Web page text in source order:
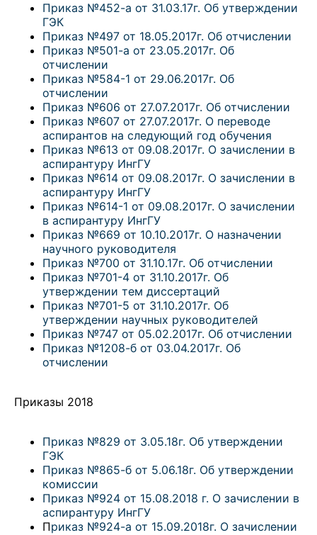
Приказ №452-а от 31.03.17г. Об утверждении
ГЭК
Приказ №497 от 18.05.2017г. Об отчислении
Приказ №501-а от 23.05.2017г. Об
отчислении
Приказ №584-1 от 29.06.2017г. Об
отчислении
Приказ №606 от 27.07.2017г. Об отчислении
Приказ №607 от 27.07.2017г. О переводе
аспирантов на следующий год обучения
Приказ №613 от 09.08.2017г. О зачислении в
аспирантуру ИнгГУ
Приказ №614 от 09.08.2017г. О зачислении в
аспирантуру ИнгГУ
Приказ №614-1 от 09.08.2017г. О зачислении
в аспирантуру ИнгГУ
Приказ №669 от 10.10.2017г. О назначении
научного руководителя
Приказ №700 от 31.10.17г. Об отчислении
Приказ №701-4 от 31.10.2017г. Об
утверждении тем диссертаций
Приказ №701-5 от 31.10.2017г. Об
утверждении научных руководителей
Приказ №747 от 05.02.2017г. Об отчислении
Приказ №1208-б от 03.04.2017г. Об
отчислении
Приказы 2018
Приказ №829 от 3.05.18г. Об утверждении
ГЭК
Приказ №865-б от 5.06.18г. Об утверждении
комиссии
Приказ №924 от 15.08.2018 г. О зачислении в
аспирантуру ИнгГУ
Приказ №924-а от 15.09.2018г. О зачислении